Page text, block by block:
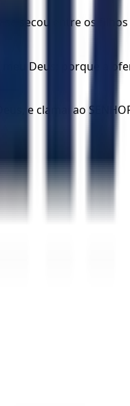
se secou entre os
Deus; porque a
e clamai ao